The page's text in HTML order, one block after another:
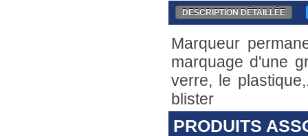
DESCRIPTION DÉTAILLÉE
Marqueur
marquage d'une
verre, le
blister
PRODUITS